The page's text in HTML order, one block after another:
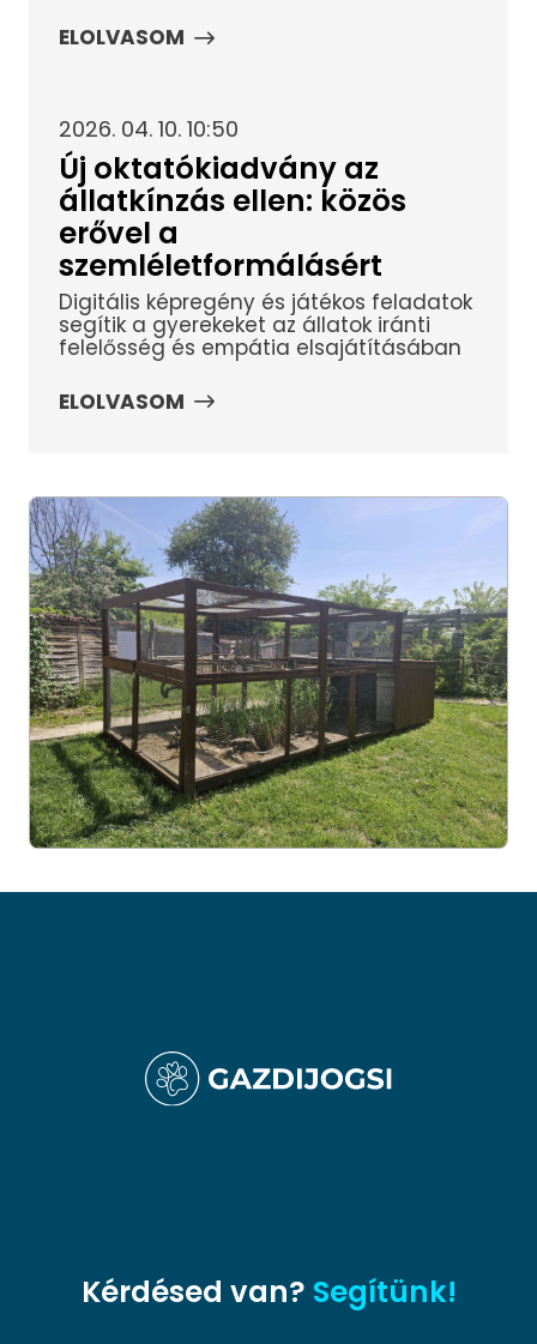
ELOLVASOM
2026. 04. 10. 10:50
Új oktatókiadvány az
állatkínzás ellen: közös
erővel a
szemléletformálásért
Digitális képregény és játékos feladatok
segítik a gyerekeket az állatok iránti
felelősség és empátia elsajátításában
ELOLVASOM
Kérdésed van? Segítünk!